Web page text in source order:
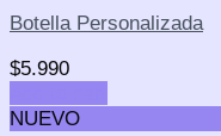
Botella Personalizada
$5.990
NUEVO